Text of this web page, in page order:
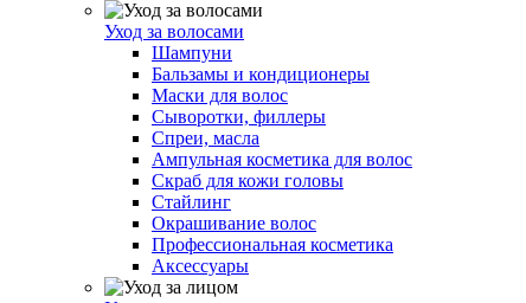
Уход за волосами
Шампуни
Бальзамы и кондиционеры
Маски для волос
Сыворотки, филлеры
Спреи, масла
Ампульная косметика для волос
Скраб для кожи головы
Стайлинг
Окрашивание волос
Профессиональная косметика
Аксессуары